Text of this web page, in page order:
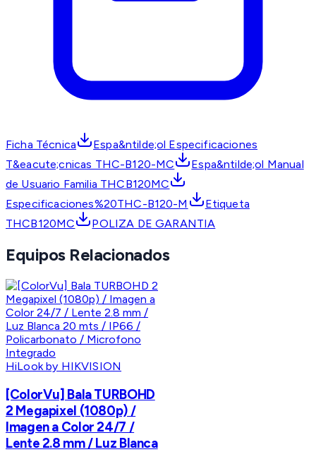
Ficha Técnica
Espa&ntilde;ol Especificaciones
T&eacute;cnicas THC-B120-MC
Espa&ntilde;ol Manual
de Usuario Familia THCB120MC
Especificaciones%20THC-B120-M
Etiqueta
THCB120MC
POLIZA DE GARANTIA
Equipos Relacionados
HiLook by HIKVISION
[ColorVu] Bala TURBOHD
2 Megapixel (1080p) /
Imagen a Color 24/7 /
Lente 2.8 mm / Luz Blanca